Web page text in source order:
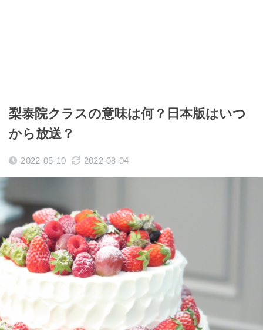
梨泰院クラスの意味は何？日本版はいつ
から放送？
2022-05-10 2022-08-04